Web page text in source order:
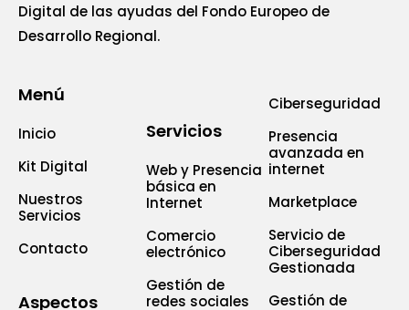
Digital de las ayudas del Fondo Europeo de
Desarrollo Regional.
Menú
Inicio
Kit Digital
Nuestros
Servicios
Contacto
Aspectos
Servicios
Web y Presencia
básica en
Internet
Comercio
electrónico
Gestión de
redes sociales
Ciberseguridad
Presencia
avanzada en
internet
Marketplace
Servicio de
Ciberseguridad
Gestionada
Gestión de